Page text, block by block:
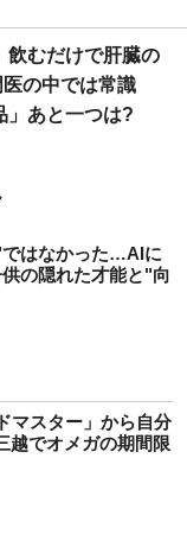
飲むだけで肝臓の
の中では常識
」あと一つは?
はなかった…AIに
の隠れた才能と"向
マスター」から自分
越でオメガの期間限